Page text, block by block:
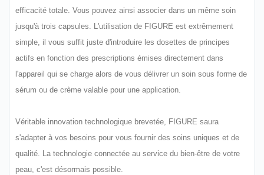
efficacité totale. Vous pouvez ainsi associer dans un même soin
jusqu'à trois capsules. L'utilisation de FIGURE est extrêmement
simple, il vous suffit juste d'introduire les dosettes de principes
actifs en fonction des prescriptions émises directement dans
l'appareil qui se charge alors de vous délivrer un soin sous forme de
sérum ou de crème valable pour une application.
Véritable innovation technologique brevetée, FIGURE saura
s'adapter à vos besoins pour vous fournir des soins uniques et de
qualité. La technologie connectée au service du bien-être de votre
peau, c'est désormais possible.